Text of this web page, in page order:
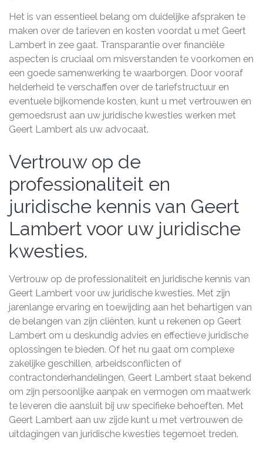
Het is van essentieel belang om duidelijke afspraken te
maken over de tarieven en kosten voordat u met Geert
Lambert in zee gaat. Transparantie over financiële
aspecten is cruciaal om misverstanden te voorkomen en
een goede samenwerking te waarborgen. Door vooraf
helderheid te verschaffen over de tariefstructuur en
eventuele bijkomende kosten, kunt u met vertrouwen en
gemoedsrust aan uw juridische kwesties werken met
Geert Lambert als uw advocaat.
Vertrouw op de
professionaliteit en
juridische kennis van Geert
Lambert voor uw juridische
kwesties.
Vertrouw op de professionaliteit en juridische kennis van
Geert Lambert voor uw juridische kwesties. Met zijn
jarenlange ervaring en toewijding aan het behartigen van
de belangen van zijn cliënten, kunt u rekenen op Geert
Lambert om u deskundig advies en effectieve juridische
oplossingen te bieden. Of het nu gaat om complexe
zakelijke geschillen, arbeidsconflicten of
contractonderhandelingen, Geert Lambert staat bekend
om zijn persoonlijke aanpak en vermogen om maatwerk
te leveren die aansluit bij uw specifieke behoeften. Met
Geert Lambert aan uw zijde kunt u met vertrouwen de
uitdagingen van juridische kwesties tegemoet treden.